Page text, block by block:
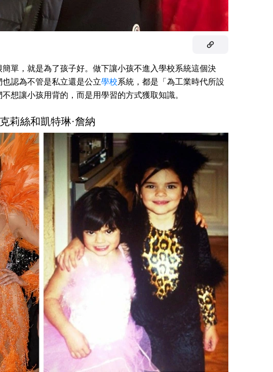
單，就是為了孩子好。做下讓小孩不進入學校系統這個決
認為不管是私立還是公立學校系統，都是「為工業時代所設
想讓小孩用背的，而是用學習的方式獲取知識。
莉絲和凱特琳·詹納